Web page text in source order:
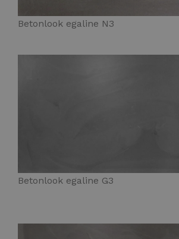
Betonlook egaline N3
Betonlook egaline G3